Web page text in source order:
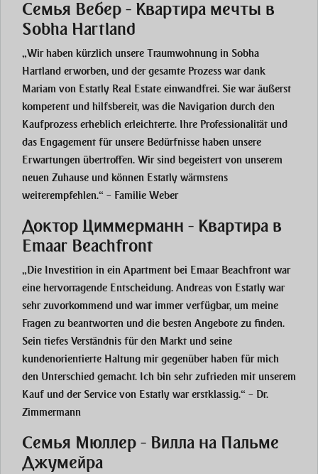
Семья Вебер - Квартира мечты в
Sobha Hartland
„Wir haben kürzlich unsere Traumwohnung in Sobha
Hartland erworben, und der gesamte Prozess war dank
Mariam von Estatly Real Estate einwandfrei. Sie war äußerst
kompetent und hilfsbereit, was die Navigation durch den
Kaufprozess erheblich erleichterte. Ihre Professionalität und
das Engagement für unsere Bedürfnisse haben unsere
Erwartungen übertroffen. Wir sind begeistert von unserem
neuen Zuhause und können Estatly wärmstens
weiterempfehlen.“ – Familie Weber
Доктор Циммерманн - Квартира в
Emaar Beachfront
„Die Investition in ein Apartment bei Emaar Beachfront war
eine hervorragende Entscheidung. Andreas von Estatly war
sehr zuvorkommend und war immer verfügbar, um meine
Fragen zu beantworten und die besten Angebote zu finden.
Sein tiefes Verständnis für den Markt und seine
kundenorientierte Haltung mir gegenüber haben für mich
den Unterschied gemacht. Ich bin sehr zufrieden mit unserem
Kauf und der Service von Estatly war erstklassig.“ – Dr.
Zimmermann
Семья Мюллер - Вилла на Пальме
Джумейра